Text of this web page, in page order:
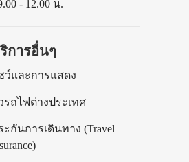
- 12.00 น.
การอื่นๆ
ว์และการแสดง
รถไฟต่างประเทศ
ะกันการเดินทาง (Travel